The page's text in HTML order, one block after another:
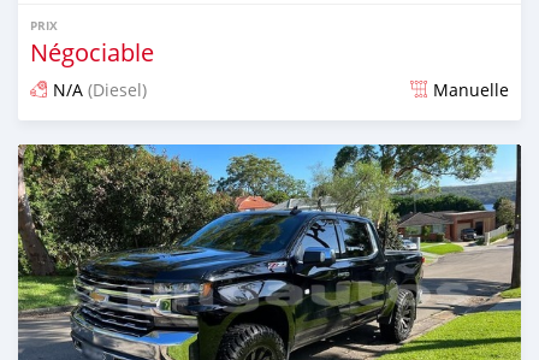
PRIX
Négociable
N/A (Diesel) Manuelle
Publié il y a presque 4 ans